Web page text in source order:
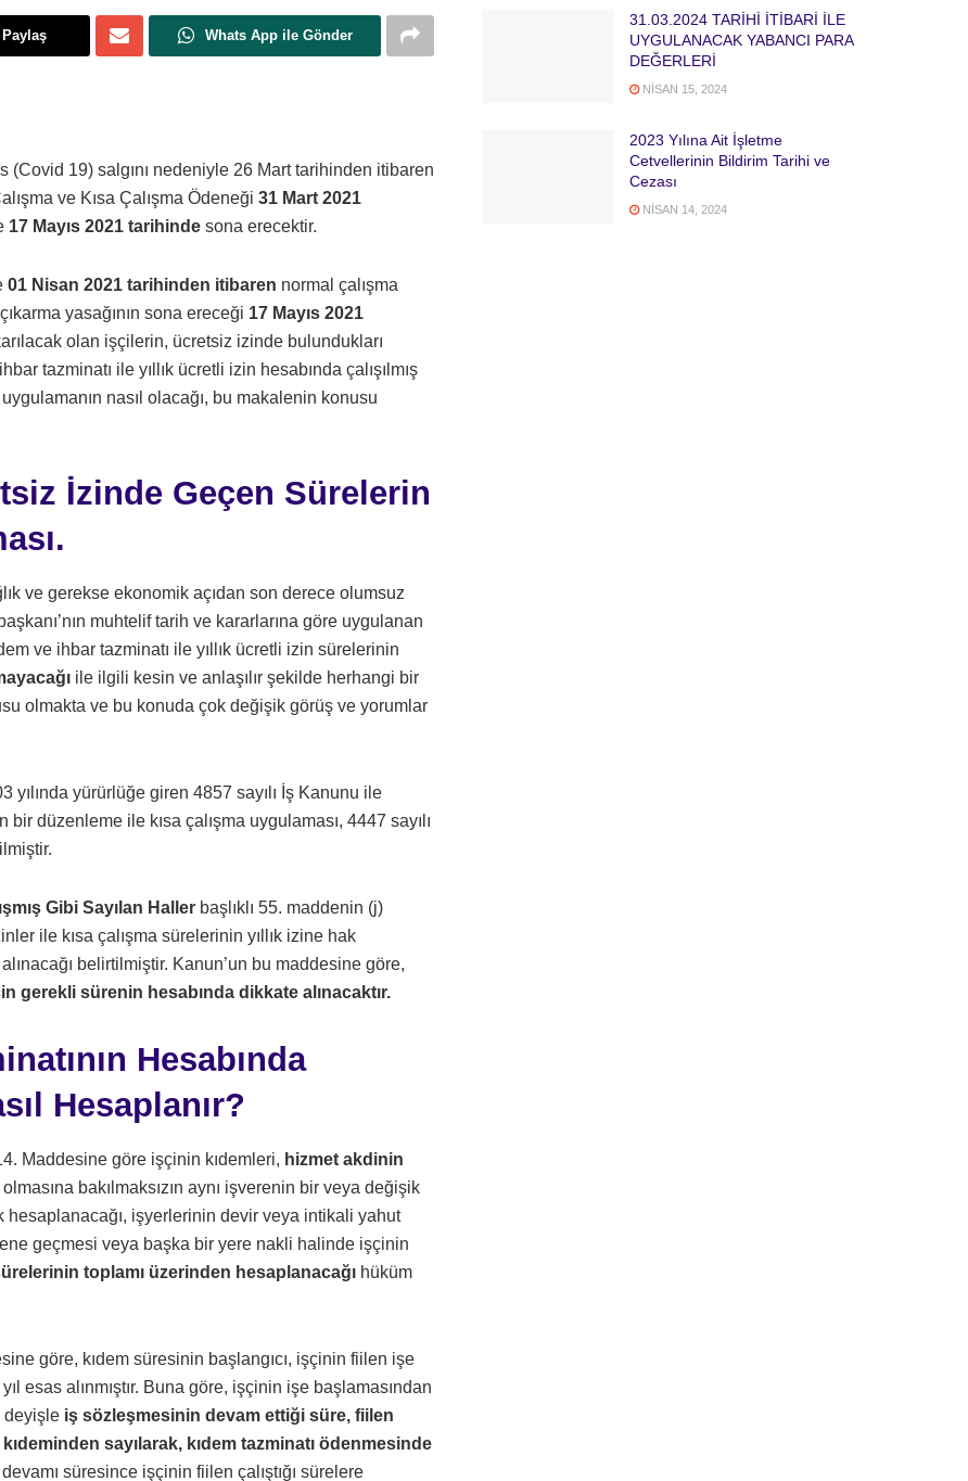
Whats App ile Gönder
(Covid 19) salgını nedeniyle 26 Mart tarihinden itibaren
ve Kısa Çalışma Ödeneği 31 Mart 2021
17 Mayıs 2021 tarihinde sona erecektir.
01 Nisan 2021 tarihinden itibaren normal çalışma
yasağının sona ereceği 17 Mayıs 2021
olan işçilerin, ücretsiz izinde bulundukları
tazminatı ile yıllık ücretli izin hesabında çalışılmış
nasıl olacağı, bu makalenin konusu
İzinde Geçen Sürelerin
ve gerekse ekonomik açıdan son derece olumsuz
muhtelif tarih ve kararlarına göre uygulanan
ve ihbar tazminatı ile yıllık ücretli izin sürelerinin
ile ilgili kesin ve anlaşılır şekilde herhangi bir
olmakta ve bu konuda çok değişik görüş ve yorumlar
yılında yürürlüğe giren 4857 sayılı İş Kanunu ile
düzenleme ile kısa çalışma uygulaması, 4447 sayılı
Gibi Sayılan Haller başlıklı 55. maddenin (j)
ile kısa çalışma sürelerinin yıllık izine hak
belirtilmiştir. Kanun’un bu maddesine göre,
gerekli sürenin hesabında dikkate alınacaktır.
Hesabında
Hesaplanır?
Maddesine göre işçinin kıdemleri, hizmet akdinin
bakılmaksızın aynı işverenin bir veya değişik
hesaplanacağı, işyerlerinin devir veya intikali yahut
geçmesi veya başka bir yere nakli halinde işçinin
toplamı üzerinden hesaplanacağı hüküm
göre, kıdem süresinin başlangıcı, işçinin fiilen işe
esas alınmıştır. Buna göre, işçinin işe başlamasından
deyişle iş sözleşmesinin devam ettiği süre, fiilen
sayılarak, kıdem tazminatı ödenmesinde
süresince işçinin fiilen çalıştığı sürelere
31.03.2024 TARİHİ İTİBARİ İLE
UYGULANACAK YABANCI PARA
DEĞERLERİ
NISAN 15, 2024
2023 Yılına Ait İşletme
Cetvellerinin Bildirim Tarihi ve
Cezası
NISAN 14, 2024